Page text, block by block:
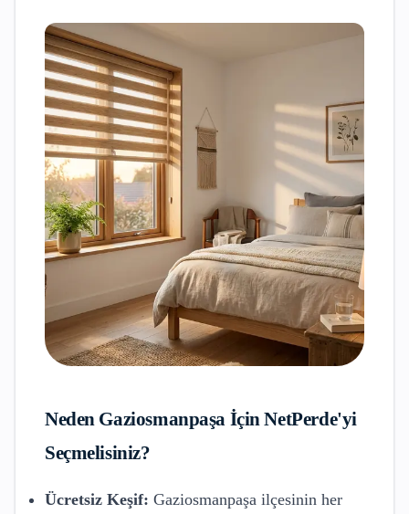
Neden Gaziosmanpaşa İçin NetPerde'yi
Seçmelisiniz?
Ücretsiz Keşif: Gaziosmanpaşa ilçesinin her